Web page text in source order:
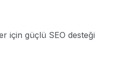
için güçlü SEO desteği